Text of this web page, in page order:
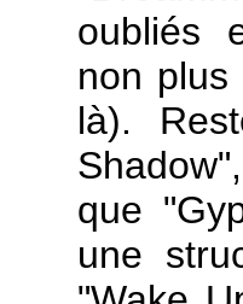
oubliés
non plus
là).
que
une